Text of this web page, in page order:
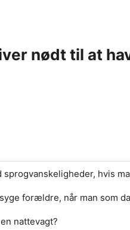
nødt til at
hvis
forældre, når man som
nattevagt?